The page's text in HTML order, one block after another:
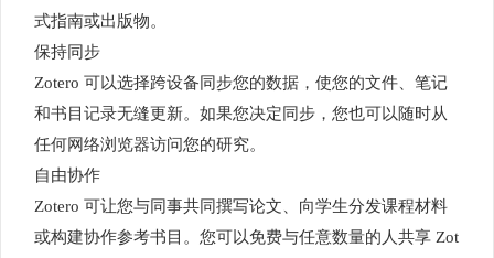
式指南或出版物。
保持同步
Zotero 可以选择跨设备同步您的数据，使您的文件、笔记
和书目记录无缝更新。如果您决定同步，您也可以随时从
任何网络浏览器访问您的研究。
自由协作
Zotero 可让您与同事共同撰写论文、向学生分发课程材料
或构建协作参考书目。您可以免费与任意数量的人共享 Zot